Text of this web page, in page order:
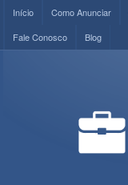
Início Como Anunciar
Fale Conosco
Blog